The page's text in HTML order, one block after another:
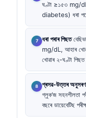
ঘণ্টা ≥১৫৩ mg/dL
diabetes) ধৰা
ধৰা পৰাৰ পিছত
mg/dL, আহাৰ
খোৱাৰ ২-ঘণ্টা
প্ৰসৱ-উত্তৰ অনুসৰণ
গ্লুক’জ সহনশীলতা
বছৰে ডায়েবেটিছ